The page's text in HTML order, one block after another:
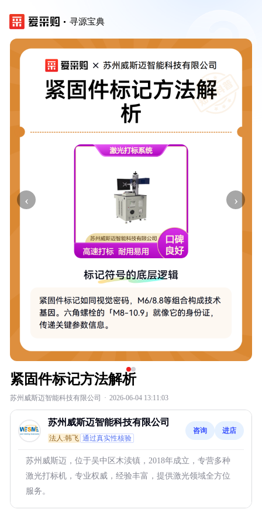
寻源宝典
‹ ›
紧固件标记方法解析
苏州威斯迈智能科技有限公司 · 2026-06-04 13:11:03
苏州威斯迈智能科技有限公司
法人:韩飞 通过真实性核验
咨询 进店
苏州威斯迈，位于吴中区木渎镇，2018年成立，专营多种
激光打标机，专业权威，经验丰富，提供激光领域全方位
服务。